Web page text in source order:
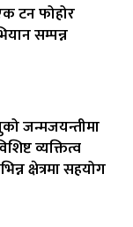
टन फोहोर
सम्पन्न
जन्मजयन्तीमा
व्यक्तित्व
क्षेत्रमा सहयोग